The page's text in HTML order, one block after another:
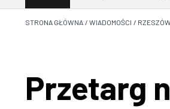
STRONA GŁÓWNA / WIADOMOŚCI / RZESZÓW
Przetarg